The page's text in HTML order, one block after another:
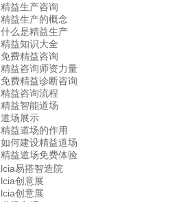
精益生产咨询
精益生产的概念
什么是精益生产
精益知识大全
免费精益咨询
精益咨询师资力量
免费精益诊断咨询
精益咨询流程
精益智能道场
道场展示
精益道场的作用
如何建设精益道场
精益道场免费体验
lcia易搭智造院
lcia创意展
lcia创意展